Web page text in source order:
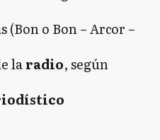
o Bon – Arcor –
laradio, según